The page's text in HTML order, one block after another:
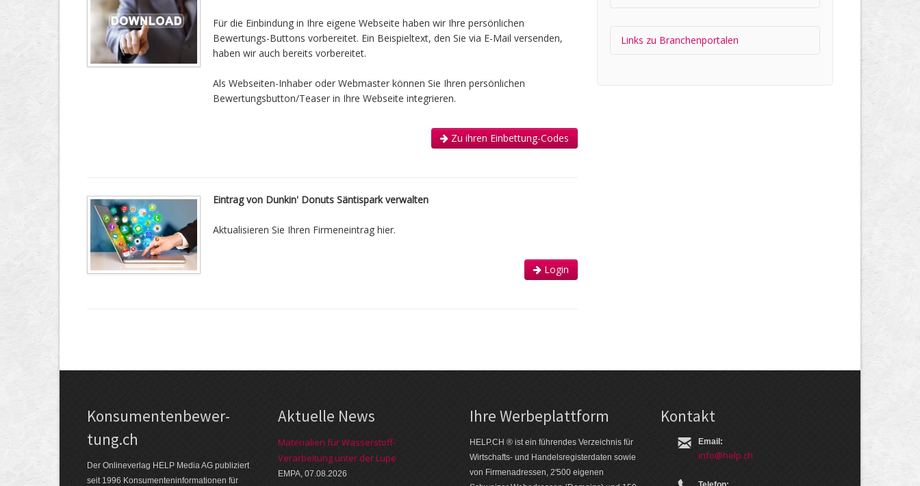
Für die Einbindung in Ihre eigene Webseite haben wir Ihre persönlichen
Bewertungs-Buttons vorbereitet. Ein Beispieltext, den Sie via E-Mail versenden,
haben wir auch bereits vorbereitet.
Als Webseiten-Inhaber oder Webmaster können Sie Ihren persönlichen
Bewertungsbutton/Teaser in Ihre Webseite integrieren.
Zu ihren Einbettung-Codes
Eintrag von Dunkin' Donuts Säntispark verwalten
Aktualisieren Sie Ihren Firmeneintrag hier.
Login
Links zu Branchen­portalen
Kon­su­menten­be­wer­
tung.ch
Der Online­verlag HELP Media AG publi­ziert
seit 1996 Kon­su­menten­infor­mationen für
Aktuelle News
Materialien für Wasserstoff-
Verarbeitung unter der Lupe
EMPA, 07.08.2026
Ihre Werbe­platt­form
HELP.CH ® ist ein führendes Ver­zeich­nis für
Wirt­schafts- und Handels­register­daten so­wie
von Firmen­adressen, 2'500 eige­nen
Kontakt
Email:
info@help.ch